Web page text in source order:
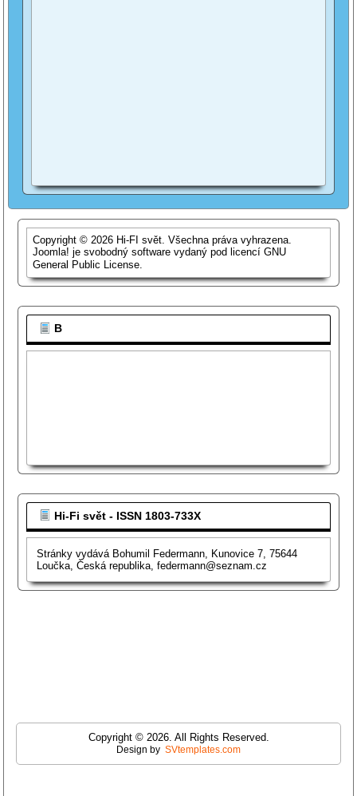
Copyright © 2026 Hi-FI svět. Všechna práva vyhrazena.
Joomla! je svobodný software vydaný pod licencíGNU
General Public License.
B
Hi-Fi svět - ISSN 1803-733X
Stránky vydává Bohumil Federmann, Kunovice 7, 75644
Loučka, Česká republika, federmann@seznam.cz
Copyright © 2026. All Rights Reserved.
Design by SVtemplates.com